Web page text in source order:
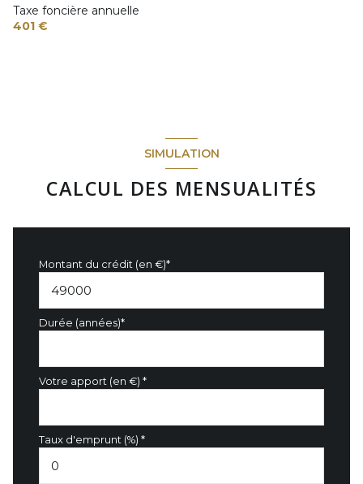
Taxe foncière annuelle
401 €
SIMULATION
CALCUL DES MENSUALITÉS
Montant du crédit (en €)*
Durée (années)*
Votre apport (en €) *
Taux d'emprunt (%) *